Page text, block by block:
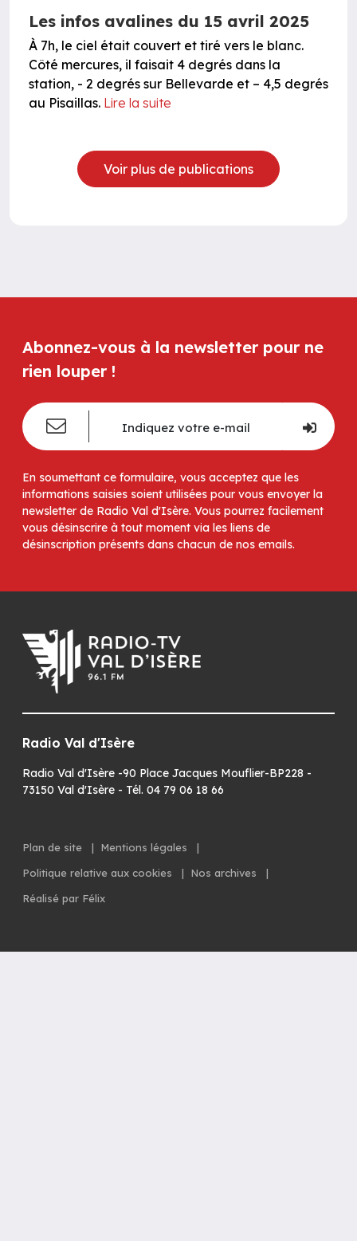
Les infos avalines du 15 avril 2025
À 7h, le ciel était couvert et tiré vers le blanc.
Côté mercures, il faisait 4 degrés dans la
station, - 2 degrés sur Bellevarde et – 4,5 degrés
au Pisaillas. Lire la suite
Voir plus de publications
Abonnez-vous à la newsletter pour ne
rien louper !
En soumettant ce formulaire, vous acceptez que les
informations saisies soient utilisées pour vous envoyer la
newsletter de Radio Val d'Isère. Vous pourrez facilement
vous désinscrire à tout moment via les liens de
désinscription présents dans chacun de nos emails.
Radio Val d'Isère
Radio Val d'Isère -90 Place Jacques Mouflier-BP228 -
73150 Val d'Isère - Tél. 04 79 06 18 66
Plan de site | Mentions légales
|
Politique relative aux cookies
| Nos archives
|
Réalisé par Félix